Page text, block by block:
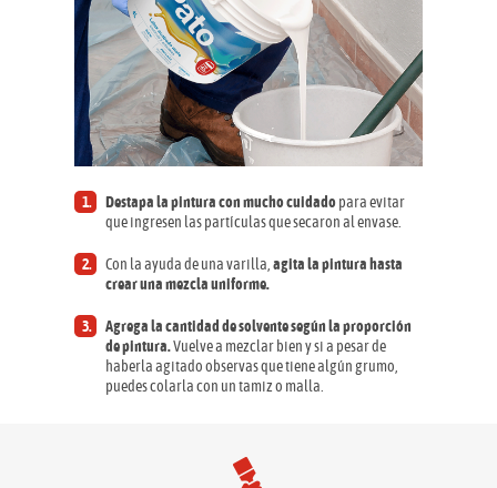
Destapa la pintura con mucho cuidado para evitar
que ingresen las partículas que secaron al envase.
Con la ayuda de una varilla,agita la pintura hasta
crear una mezcla uniforme.
Agrega la cantidad de solvente según la proporción
de pintura.Vuelve a mezclar bien y si a pesar de
haberla agitado observas que tiene algún grumo,
puedes colarla con un tamiz o malla.